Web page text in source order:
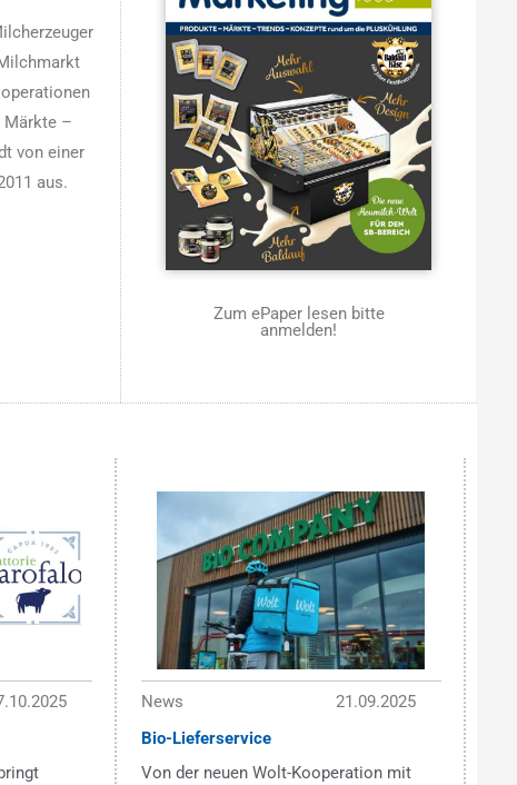
Märkte –
von einer
aus.
Zum ePaper lesen bitte
anmelden!
News
21.09.2025
Bio-Lieferservice
Von der neuen Wolt-Kooperation mit